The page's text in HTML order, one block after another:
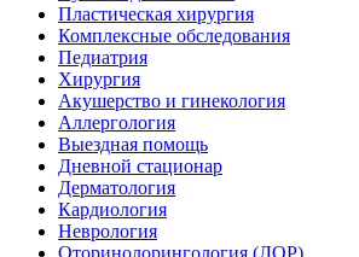
Пластическая хирургия
Комплексные обследования
Педиатрия
Хирургия
Акушерство и гинекология
Аллергология
Выездная помощь
Дневной стационар
Дерматология
Кардиология
Неврология
Оторинолорингология (ЛОР)